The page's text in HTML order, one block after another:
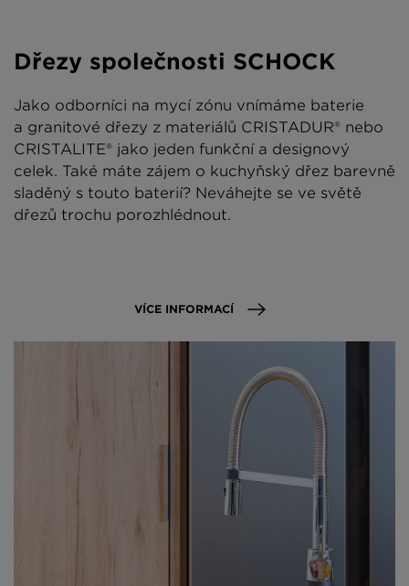
Dřezy společnosti SCHOCK
Jako odborníci na mycí zónu vnímáme baterie
a granitové dřezy z materiálů CRISTADUR® nebo
CRISTALITE® jako jeden funkční a designový
celek. Také máte zájem o kuchyňský dřez barevně
sladěný s touto baterií? Neváhejte se ve světě
dřezů trochu porozhlédnout.
VÍCE INFORMACÍ